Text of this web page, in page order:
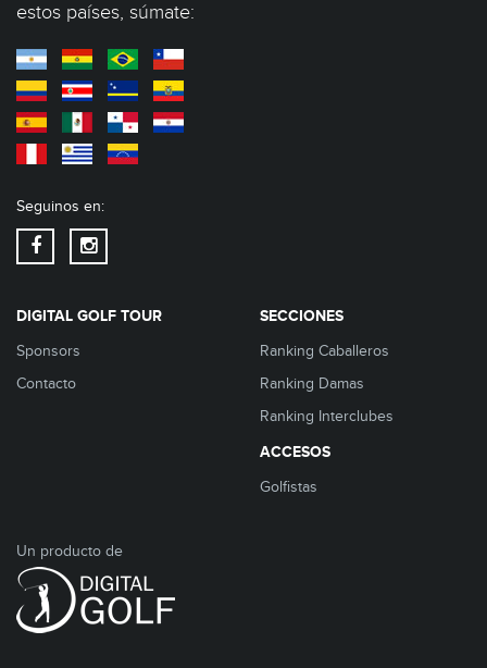
estos países, súmate:
Seguinos en:
DIGITAL GOLF TOUR
Sponsors
Contacto
SECCIONES
Ranking Caballeros
Ranking Damas
Ranking Interclubes
ACCESOS
Golfistas
Un producto de